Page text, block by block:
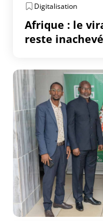
Digitalisation
Afrique : le
reste inachevé